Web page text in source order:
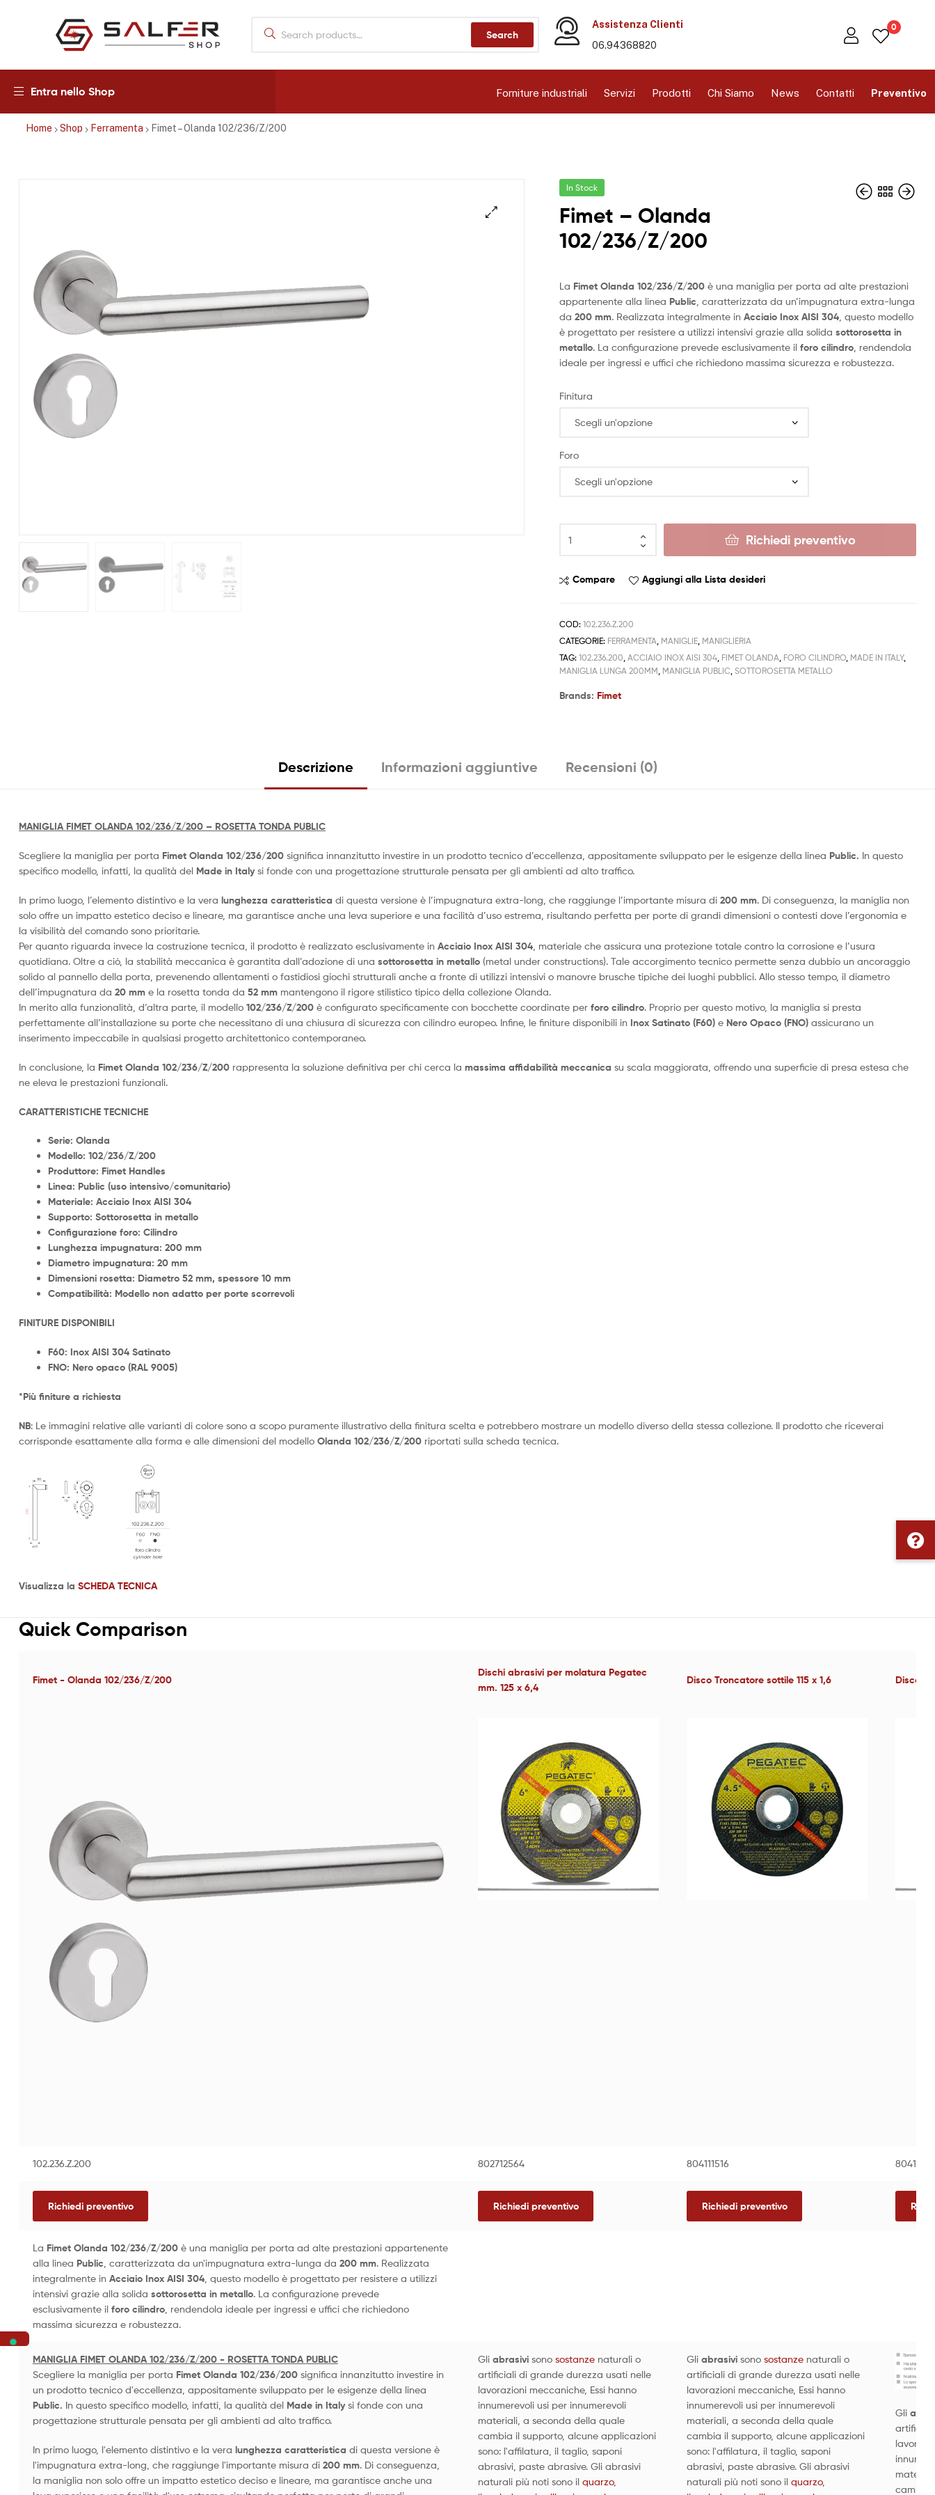
Salfershop
Search
Assistenza Clienti
06.94368820
0
Entra nello Shop Forniture industriali Servizi Prodotti Chi Siamo News Contatti Preventivo
Home Shop Ferramenta Fimet – Olanda 102/236/Z/200
In Stock
Fimet – Olanda
102/236/Z/200
La Fimet Olanda102/236/Z/200 è una maniglia per porta ad alte prestazioni
appartenente alla linea Public , caratterizzata da un’impugnatura extra-lunga
da200 mm. Realizzata integralmente inAcciaio Inox AISI 304 , questo modello
è progettato per resistere a utilizzi intensivi grazie alla solidasottorosetta in
metallo. La configurazione prevede esclusivamente ilforo cilindro , rendendola
ideale per ingressi e uffici che richiedono massima sicurezza e robustezza.
Finitura
Foro
Richiedi preventivo
Compare Aggiungi alla Lista desideri
COD:102.236.Z.200
CATEGORIE: FERRAMENTA, MANIGLIE, MANIGLIERIA
TAG:102.236.200,ACCIAIO INOX AISI 304, FIMET OLANDA, FORO CILINDRO, MADE IN ITALY,
MANIGLIA LUNGA 200MM, MANIGLIA PUBLIC,SOTTOROSETTA METALLO
Brands: Fimet
Descrizione Informazioni aggiuntive Recensioni (0)
MANIGLIA FIMET OLANDA 102/236/Z/200 – ROSETTA TONDA PUBLIC
Scegliere la maniglia per porta Fimet Olanda 102/236/200 significa innanzitutto investire in un prodotto tecnico d’eccellenza, appositamente sviluppato per le esigenze della linea Public. In questo
specifico modello, infatti, la qualità del Made in Italy si fonde con una progettazione strutturale pensata per gli ambienti ad alto traffico.
In primo luogo, l’elemento distintivo e la vera lunghezza caratteristica di questa versione è l’impugnatura extra-long, che raggiunge l’importante misura di 200 mm. Di conseguenza, la maniglia non
solo offre un impatto estetico deciso e lineare, ma garantisce anche una leva superiore e una facilità d’uso estrema, risultando perfetta per porte di grandi dimensioni o contesti dove l’ergonomia e
la visibilità del comando sono prioritarie.
Per quanto riguarda invece la costruzione tecnica, il prodotto è realizzato esclusivamente in Acciaio Inox AISI 304 , materiale che assicura una protezione totale contro la corrosione e l’usura
quotidiana. Oltre a ciò, la stabilità meccanica è garantita dall’adozione di una sottorosetta in metallo (metal under constructions). Tale accorgimento tecnico permette senza dubbio un ancoraggio
solido al pannello della porta, prevenendo allentamenti o fastidiosi giochi strutturali anche a fronte di utilizzi intensivi o manovre brusche tipiche dei luoghi pubblici. Allo stesso tempo, il diametro
dell’impugnatura da 20 mm e la rosetta tonda da 52 mm mantengono il rigore stilistico tipico della collezione Olanda.
In merito alla funzionalità, d’altra parte, il modello 102/236/Z/200 è configurato specificamente con bocchette coordinate per foro cilindro. Proprio per questo motivo, la maniglia si presta
perfettamente all’installazione su porte che necessitano di una chiusura di sicurezza con cilindro europeo. Infine, le finiture disponibili in Inox Satinato (F60) e Nero Opaco (FNO) assicurano un
inserimento impeccabile in qualsiasi progetto architettonico contemporaneo.
In conclusione, la Fimet Olanda 102/236/Z/200 rappresenta la soluzione definitiva per chi cerca la massima affidabilità meccanica su scala maggiorata, offrendo una superficie di presa estesa che
ne eleva le prestazioni funzionali.
CARATTERISTICHE TECNICHE
Serie: Olanda
Modello: 102/236/Z/200
Produttore: Fimet Handles
Linea: Public (uso intensivo/comunitario)
Materiale: Acciaio Inox AISI 304
Supporto: Sottorosetta in metallo
Configurazione foro: Cilindro
Lunghezza impugnatura: 200 mm
Diametro impugnatura: 20 mm
Dimensioni rosetta: Diametro 52 mm, spessore 10 mm
Compatibilità: Modello non adatto per porte scorrevoli
FINITURE DISPONIBILI
F60: Inox AISI 304 Satinato
FNO: Nero opaco (RAL 9005)
*Più finiture a richiesta
NB: Le immagini relative alle varianti di colore sono a scopo puramente illustrativo della finitura scelta e potrebbero mostrare un modello diverso della stessa collezione. Il prodotto che riceverai
corrisponde esattamente alla forma e alle dimensioni del modello Olanda 102/236/Z/200 riportati sulla scheda tecnica.
Visualizza la SCHEDA TECNICA
Quick Comparison
Fimet - Olanda 102/236/Z/200
Dischi abrasivi per molatura Pegatec
mm. 125 x 6,4
Disco Troncatore sottile 115 x 1,6 Disco
102.236.Z.200 802712564 804111516
Richiedi preventivo Richiedi preventivo Richiedi preventivo
La Fimet Olanda 102/236/Z/200è una maniglia per porta ad alte prestazioni appartenente
alla linea Public , caratterizzata da un'impugnatura extra-lunga da 200 mm. Realizzata
integralmente in Acciaio Inox AISI 304, questo modello è progettato per resistere a utilizzi
intensivi grazie alla solida sottorosetta in metallo. La configurazione prevede
esclusivamente il foro cilindro, rendendola ideale per ingressi e uffici che richiedono
massima sicurezza e robustezza.
MANIGLIA FIMET OLANDA 102/236/Z/200 - ROSETTA TONDA PUBLIC
Scegliere la maniglia per porta Fimet Olanda 102/236/200significa innanzitutto investire in
un prodotto tecnico d'eccellenza, appositamente sviluppato per le esigenze della linea
Public. In questo specifico modello, infatti, la qualità del Made in Italysi fonde con una
progettazione strutturale pensata per gli ambienti ad alto traffico.
In primo luogo, l'elemento distintivo e la vera lunghezza caratteristica di questa versione è
l'impugnatura extra-long, che raggiunge l'importante misura di 200 mm. Di conseguenza,
la maniglia non solo offre un impatto estetico deciso e lineare, ma garantisce anche una
Gli abrasivisono sostanzenaturali o
artificiali di grande durezza usati nelle
lavorazioni meccaniche, Essi hanno
innumerevoli usi per innumerevoli
materiali, a seconda della quale
cambia il supporto, alcune applicazioni
sono: l'affilatura, il taglio, saponi
abrasivi, paste abrasive. Gli abrasivi
naturali più noti sono il quarzo,
Gli abrasivisono sostanzenaturali o
artificiali di grande durezza usati nelle
lavorazioni meccaniche, Essi hanno
innumerevoli usi per innumerevoli
materiali, a seconda della quale
cambia il supporto, alcune applicazioni
sono: l'affilatura, il taglio, saponi
abrasivi, paste abrasive. Gli abrasivi
naturali più noti sono il quarzo,
Gli
cambia